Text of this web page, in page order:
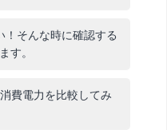
！そんな時に確認する
す。
費電力を比較してみ